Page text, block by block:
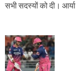
सभी सदस्यों को दी।
P
o